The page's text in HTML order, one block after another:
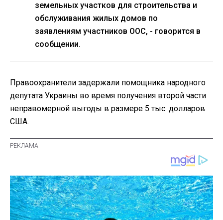
земельных участков для строительства и
обслуживания жилых домов по
заявлениям участников ООС, - говорится в
сообщении.
Правоохранители задержали помощника народного
депутата Украины во время получения второй части
неправомерной выгоды в размере 5 тыс. долларов
США.